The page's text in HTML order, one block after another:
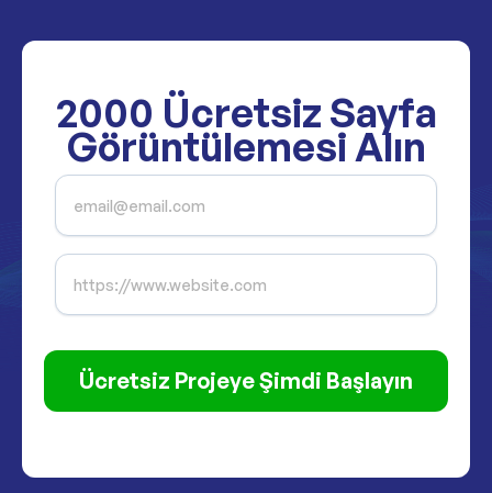
2000 Ücretsiz Sayfa
Görüntülemesi Alın
Ücretsiz Projeye Şimdi Başlayın